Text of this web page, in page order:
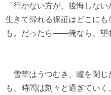
「行かない方が、後悔しな
生きて帰れる保証はどこに
も。だったら――俺なら、望
雪華はうつむき、瞳を閉じ
も、時間は刻々と過ぎていく